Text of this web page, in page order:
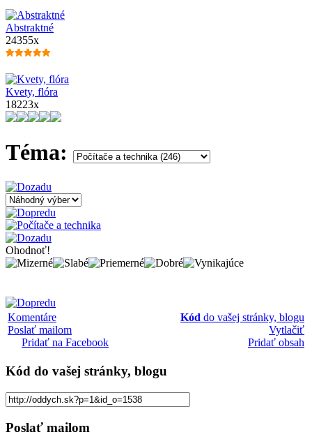
Abstraktné
24355x
Kvety, flóra
18223x
Téma:
Ohodnoť!
Komentáre
Poslať mailom
Pridať na Facebook
Kód do vašej stránky, blogu
Vytlačiť
Pridať obsah
Kód do vašej stránky, blogu
Poslať mailom